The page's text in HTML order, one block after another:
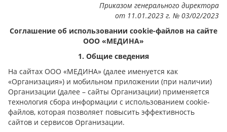
Приказом генерального директора
от 11.01.2023 г. № 03/02/2023
Соглашение об использовании cookie-файлов на сайте
ООО «МЕДИНА»
1. Общие сведения
На сайтах ООО «МЕДИНА» (далее именуется как
«Организация») и мобильном приложении (при наличии)
Организации (далее – сайты Организации) применяется
технология сбора информации с использованием cookie-
файлов, которая позволяет повысить эффективность
сайтов и сервисов Организации.